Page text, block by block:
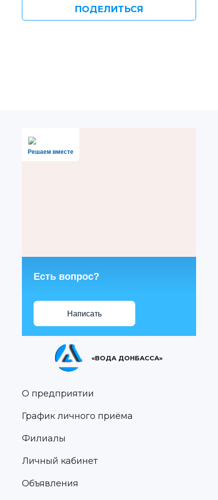
ПОДЕЛИТЬСЯ
Решаем вместе
Есть вопрос?
Написать
«ВОДА ДОНБАССА»
О предприятии
График личного приёма
Филиалы
Личный кабинет
Объявления